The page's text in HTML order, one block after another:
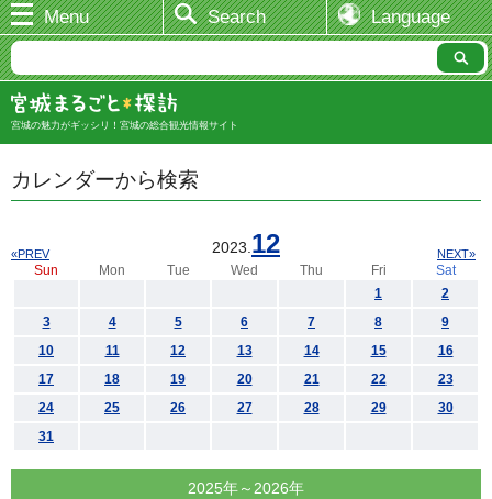
Menu Search Language
宮城の魅力がギッシリ！宮城の総合観光情報サイト
カレンダーから検索
2023. 12
«PREV NEXT»
Sun Mon Tue Wed Thu Fri
Sat
1
2
3
4 5 6 7 8
9
10
11 12 13 14 15
16
17
18 19 20 21 22
23
24
25 26 27 28 29
30
31
2025年～2026年